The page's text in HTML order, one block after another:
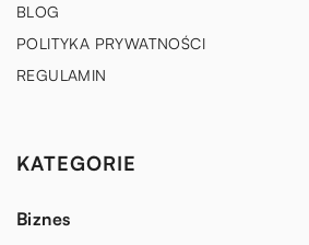
BLOG
POLITYKA PRYWATNOŚCI
REGULAMIN
KATEGORIE
Biznes